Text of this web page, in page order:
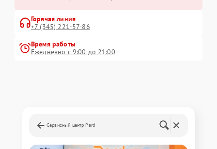
Горячая линия
+7 (345) 221-57-86
Время работы
Ежедневно с 9:00 до 21:00
Сервисный центр Pard